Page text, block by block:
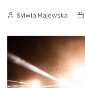
Sylwia Majewska